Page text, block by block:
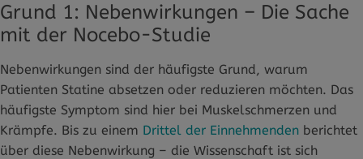
Grund 1: Nebenwirkungen – Die Sache
mit der Nocebo-Studie
Nebenwirkungen sind der häufigste Grund, warum
Patienten Statine absetzen oder reduzieren möchten. Das
häufigste Symptom sind hier bei Muskelschmerzen und
Krämpfe. Bis zu einem Drittel der Einnehmenden berichtet
über diese Nebenwirkung – die Wissenschaft ist sich